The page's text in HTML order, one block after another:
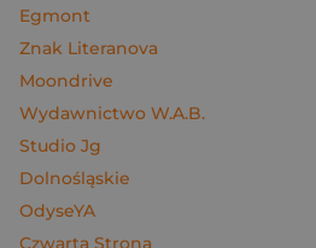
Egmont
Znak Literanova
Moondrive
Wydawnictwo W.A.B.
Studio Jg
Dolnośląskie
OdyseYA
Czwarta Strona